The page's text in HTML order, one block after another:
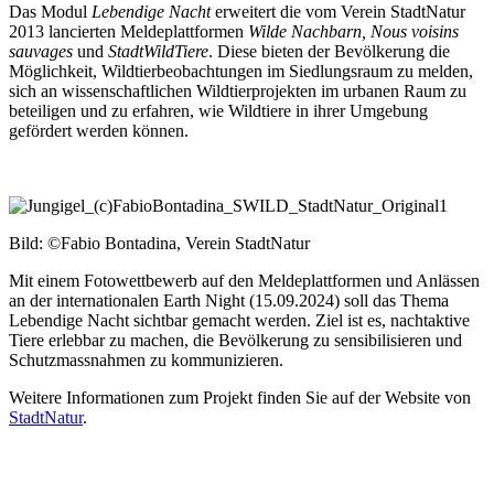
Das Modul Lebendige Nachterweitert die vom Verein StadtNatur
2013 lancierten Meldeplattformen Wilde Nachbarn, Nous voisins
sauvages und StadtWildTiere. Diese bieten der Bevölkerung die
Möglichkeit, Wildtierbeobachtungen im Siedlungsraum zu melden,
sich an wissenschaftlichen Wildtierprojekten im urbanen Raum zu
beteiligen und zu erfahren, wie Wildtiere in ihrer Umgebung
gefördert werden können.
Bild: ©Fabio Bontadina, Verein StadtNatur
Mit einem Fotowettbewerb auf den Meldeplattformen und Anlässen
an der internationalen Earth Night (15.09.2024) soll das Thema
Lebendige Nacht sichtbar gemacht werden. Ziel ist es, nachtaktive
Tiere erlebbar zu machen, die Bevölkerung zu sensibilisieren und
Schutzmassnahmen zu kommunizieren.
Weitere Informationen zum Projekt finden Sie auf der Website von
StadtNatur.